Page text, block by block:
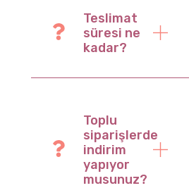
Teslimat
süresi ne
kadar?
Toplu
siparişlerde
indirim
yapıyor
musunuz?